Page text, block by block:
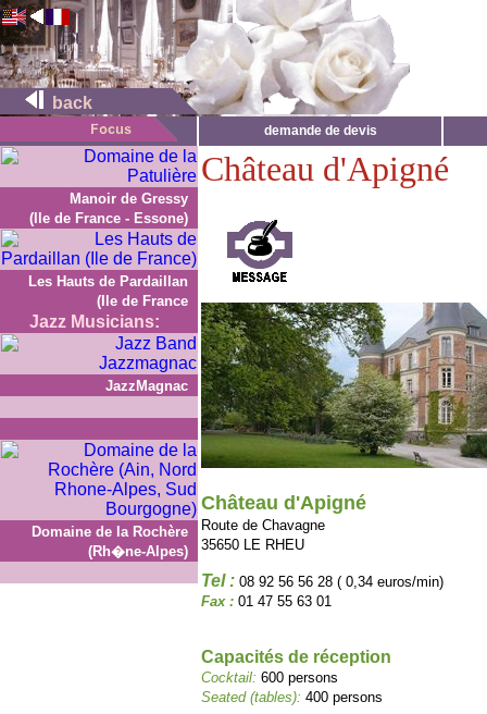
back
demande de devis
Manoir de Gressy
(Ile de France - Essone)
Les Hauts de Pardaillan
(Ile de France
Jazz Musicians:
JazzMagnac
Domaine de la Rochère
(Rh�ne-Alpes)
Château d'Apigné
Château d'Apigné
Route de Chavagne
35650 LE RHEU
Tel : 08 92 56 56 28 ( 0,34 euros/min)
Fax : 01 47 55 63 01
Capacités de réception
Cocktail: 600 persons
Seated (tables): 400 persons